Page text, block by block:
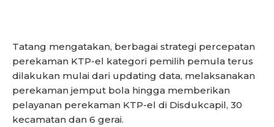
Tatang mengatakan, berbagai strategi percepatan
perekaman KTP-el kategori pemilih pemula terus
dilakukan mulai dari updating data, melaksanakan
perekaman jemput bola hingga memberikan
pelayanan perekaman KTP-el di Disdukcapil, 30
kecamatan dan 6 gerai.